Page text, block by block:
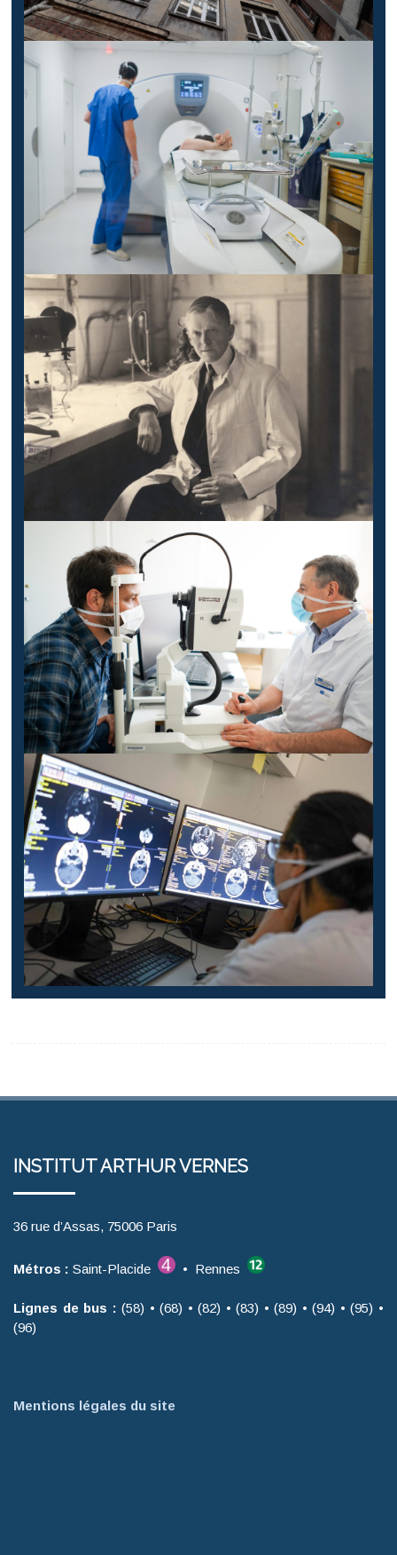
INSTITUT ARTHUR VERNES
36 rue d’Assas, 75006 Paris
Métros : Saint-Placide • Rennes
Lignes de bus : (58) • (68) • (82) • (83) • (89) • (94) • (95) •
(96)
Mentions légales du site